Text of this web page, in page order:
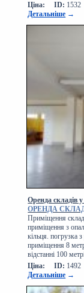
Ціна:
ID: 1532
Детальніше →
Оренда складів
ОРЕНДА
Приміщення
приміщення з
кільця. погрузка
приміщення 8
відстанні 100
Ціна:
ID: 1492
Детальніше →